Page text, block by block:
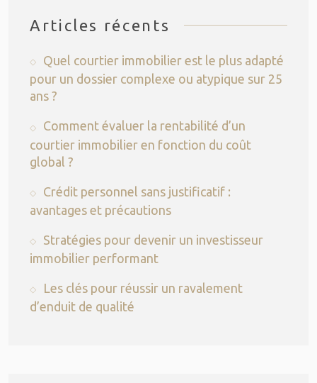
Articles récents
Quel courtier immobilier est le plus adapté
pour un dossier complexe ou atypique sur 25
ans ?
Comment évaluer la rentabilité d’un
courtier immobilier en fonction du coût
global ?
Crédit personnel sans justificatif :
avantages et précautions
Stratégies pour devenir un investisseur
immobilier performant
Les clés pour réussir un ravalement
d’enduit de qualité